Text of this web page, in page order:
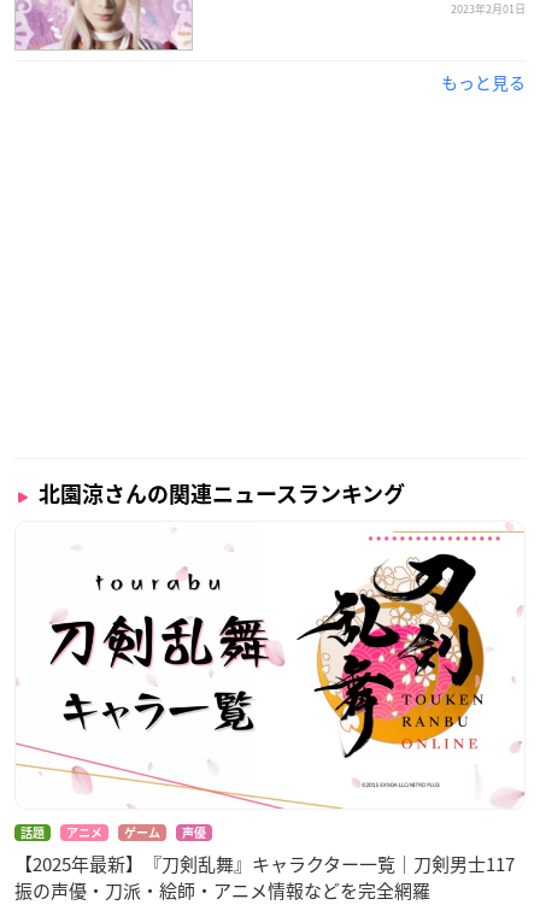
2014年「おとり捜査官・北見志穂第18作」でデビューし、その
後は「ミュージカル『刀剣乱舞』」や「MANKAI STAGE『A
2023年2月01日
もっと見る
北園涼さんの関連ニュースランキング
話題 アニメ ゲーム 声優
【2025年最新】『刀剣乱舞』キャラクター一覧｜刀剣男士117
振の声優・刀派・絵師・アニメ情報などを完全網羅